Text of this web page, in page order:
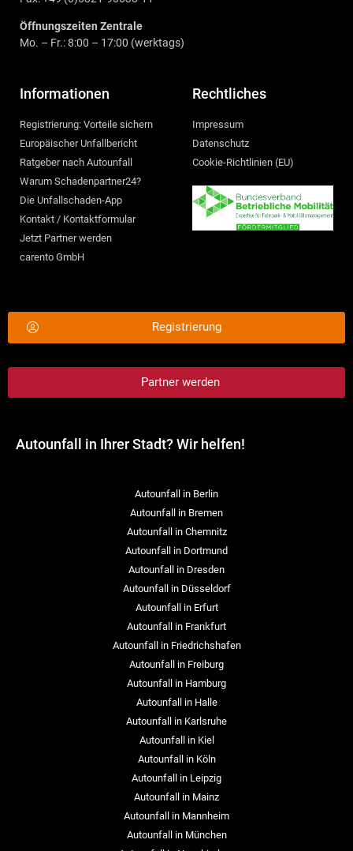
Öffnungszeiten Zentrale
Mo. – Fr.: 8:00 – 17:00 (werktags)
Informationen
Registrierung: Vorteile sichern
Europäischer Unfallbericht
Ratgeber nach Autounfall
Warum Schadenpartner24?
Die Unfallschaden-App
Kontakt / Kontaktformular
Jetzt Partner werden
carento GmbH
Rechtliches
Impressum
Datenschutz
Cookie-Richtlinien (EU)
Registrierung
Partner werden
Autounfall in Ihrer Stadt? Wir helfen!
Autounfall in Berlin
Autounfall in Bremen
Autounfall in Chemnitz
Autounfall in Dortmund
Autounfall in Dresden
Autounfall in Düsseldorf
Autounfall in Erfurt
Autounfall in Frankfurt
Autounfall in Friedrichshafen
Autounfall in Freiburg
Autounfall in Hamburg
Autounfall in Halle
Autounfall in Karlsruhe
Autounfall in Kiel
Autounfall in Köln
Autounfall in Leipzig
Autounfall in Mainz
Autounfall in Mannheim
Autounfall in München